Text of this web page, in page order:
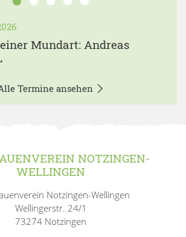
Mundart: Andreas
Termine ansehen
NOTZINGEN-
WELLINGEN
Notzingen-Wellingen
Wellingerstr. 24/1
73274 Notzingen